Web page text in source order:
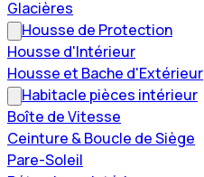
Glacières
Housse de Protection
Housse d'Intérieur
Housse et Bache d'Extérieur
Habitacle pièces intérieur
Boîte de Vitesse
Ceinture & Boucle de Siège
Pare-Soleil